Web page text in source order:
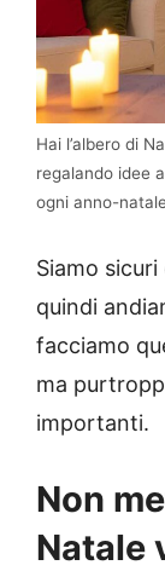
Hai l’albero di
regalando idee
ogni anno-
Siamo
quindi
facciamo
ma
importanti.
Non
Natale